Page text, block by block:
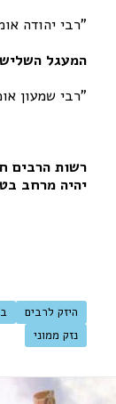
"רבי יהודה
המעגל
"רבי שמעון
רשות הרבים
יהיה מרחב
היזק לרבים
נזק ממוני